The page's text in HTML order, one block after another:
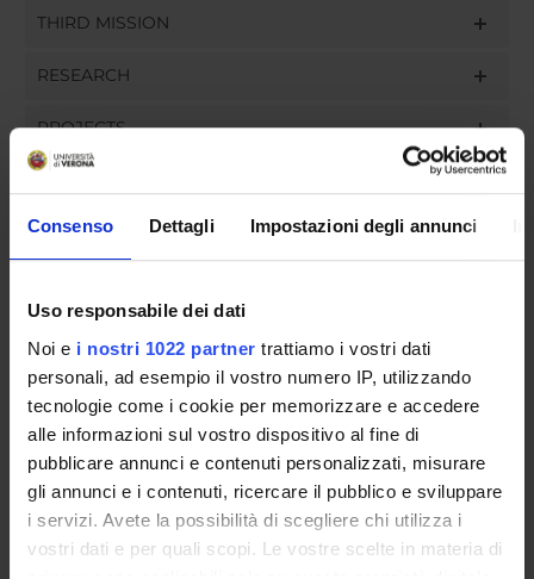
Consenso Dettagli Impostazioni degli annunci
Uso responsabile dei dati
Noi e i nostri 1022 partner trattiamo i vostri dati
personali, ad esempio il vostro numero IP, utilizzando
tecnologie come i cookie per memorizzare e accedere
alle informazioni sul vostro dispositivo al fine di
pubblicare annunci e contenuti personalizzati, misurare
gli annunci e i contenuti, ricercare il pubblico e sviluppare
i servizi. Avete la possibilità di scegliere chi utilizza i
vostri dati e per quali scopi. Le vostre scelte in materia di
THIRD MISSION
RESEARCH
PROJECTS
ORGANISATION
GOVERNANCE
COMMITTEES
DEPARTMENT ADMINISTRATION OFFICES
STUDENT ADMINISTRATION OFFICES